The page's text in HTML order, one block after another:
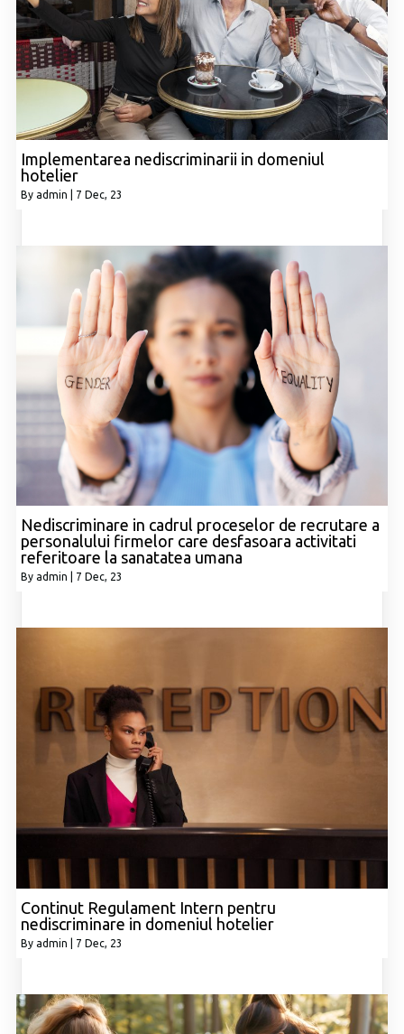
Implementarea nediscriminarii in domeniul
hotelier
By admin 7 Dec, 23
Nediscriminare in cadrul proceselor de recrutare a
personalului firmelor care desfasoara activitati
referitoare la sanatatea umana
By admin 7 Dec, 23
Continut Regulament Intern pentru
nediscriminare in domeniul hotelier
By admin 7 Dec, 23